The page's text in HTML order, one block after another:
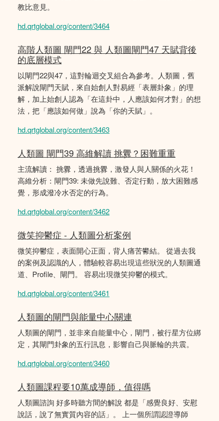
教比意見。
hd.qrtglobal.org/content/3464
高階人類圖 閘門22 與 人類圖閘門47 天賦背後
的底層模式
以閘門22與47，這對輪迴交叉組合為參考。人類圖，舊
派解說閘門天賦，來自始創人對易經「表層卦象」的理
解，加上始創人認為「在這卦中，人應該如何才對」的想
法，把「應該如何做」說為「你的天賦」。
hd.qrtglobal.org/content/3463
人類圖 閘門39 高維解讀 挑釁？困難重重
主流解讀： 挑釁，透過挑釁，激發人與人關係的火花！
高維分析：閘門39: 未做先說難、否定行動，放大困難感
覺，形成潑冷水否定的行為。
hd.qrtglobal.org/content/3462
微笑抑鬱症 - 人類圖分析案例
微笑抑鬱症，表面開心正面，背人痛苦鬰結。 從過去我
的案例及認識的人，體驗較容易出現這些狀況的人類圖通
道、Profile、閘門。 容易出現微笑抑鬱的模式。
hd.qrtglobal.org/content/3461
人類圖的閘門與能量中心關連
人類圖的閘門，並非來自能量中心，閘門，被行星方位綁
定，其閘門卦象的五行訊息，影響自己與脈輪的共震。
hd.qrtglobal.org/content/3460
人類圖課程要10萬成導師，值得嗎
人類圖諮詢 好多時聽方間的解說 都是「感覺良好、安慰
說話，說了無實質內容的話」。 上一個所謂認證導師